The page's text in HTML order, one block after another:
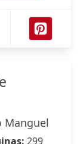
Manguel
299